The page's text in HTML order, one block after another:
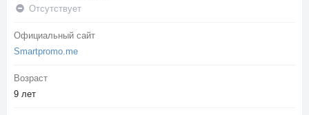
Отсутствует
Официальный сайт
Smartpromo.me
Возраст
9 лет